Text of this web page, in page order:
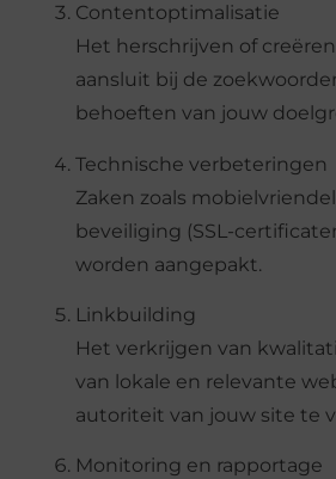
Contentoptimalisatie
Het herschrijven of
aansluit bij de
behoeften van jouw
Technische verbeteringen
Zaken zoals
beveiliging (SSL-
worden aangepakt.
Linkbuilding
Het verkrijgen van
van lokale en relevante
autoriteit van jouw site te
Monitoring en rapportage